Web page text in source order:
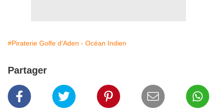
#Piraterie Golfe d'Aden - Océan Indien
Partager